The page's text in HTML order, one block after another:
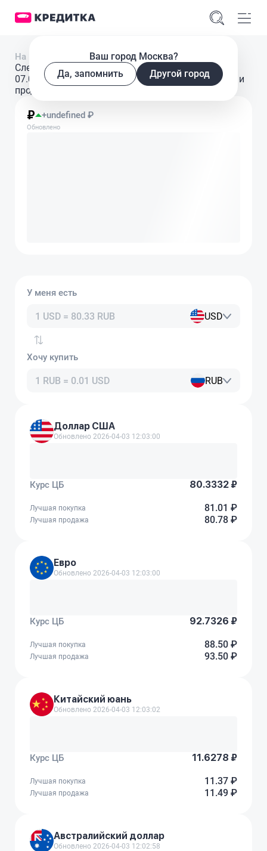
Ваш город Москва?
Да, запомнить
Другой город
На
Следите за актуальными курсами валют на
07.08.2026! Мы собрали предложения по покупке и
продаже популярных вал...
+undefined ₽
₽
Обновлено
У меня есть
USD
Хочу купить
RUB
Доллар США
Обновлено 2026-04-03 12:03:00
Курс ЦБ 80.3332 ₽
Лучшая покупка 81.01 ₽
Лучшая продажа 80.78 ₽
Евро
Обновлено 2026-04-03 12:03:00
Курс ЦБ 92.7326 ₽
Лучшая покупка 88.50 ₽
Лучшая продажа 93.50 ₽
Китайский юань
Обновлено 2026-04-03 12:03:02
Курс ЦБ 11.6278 ₽
Лучшая покупка 11.37 ₽
Лучшая продажа 11.49 ₽
Австралийский доллар
Обновлено 2026-04-03 12:02:58